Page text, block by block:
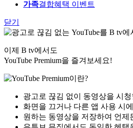
가족결합혜택 이벤트
닫기
이제 B tv에서도
YouTube Premium을 즐겨보세요!
광고로 끊김 없이 동영상을 시
화면을 끄거나 다른 앱 사용 시
원하는 동영상을 저장하여 언제